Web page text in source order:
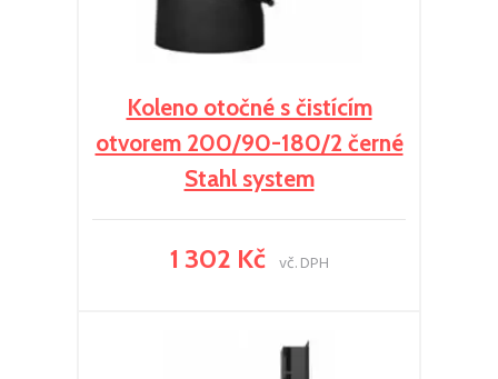
Koleno otočné s čistícím
otvorem 200/90-180/2 černé
Stahl system
1 302 Kč vč. DPH